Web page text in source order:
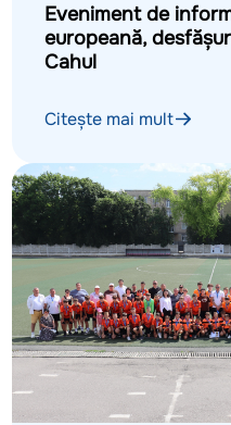
Eveniment de
europeană,
Cahul
Citește mai mult